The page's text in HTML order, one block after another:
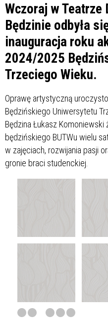
Wczoraj w Teatrze
Będzinie odbyła
inauguracja roku
2024/2025
Trzeciego Wieku.
Oprawę artystyczną
Będzińskiego Uniwersytetu
Będzina Łukasz
będzińskiego BUTWu wielu
w zajęciach, rozwijania pasji
gronie braci studenckiej.